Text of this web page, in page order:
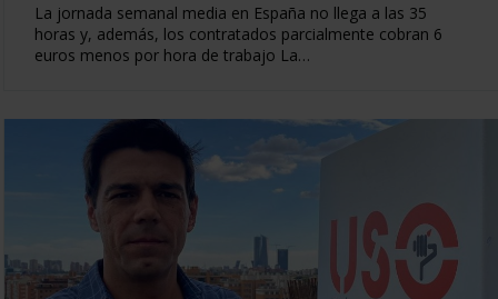
La jornada semanal media en España no llega a las 35
horas y, además, los contratados parcialmente cobran 6
euros menos por hora de trabajo La…